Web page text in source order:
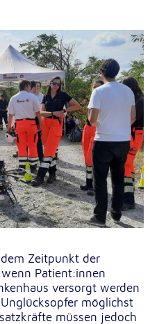
Zeitpunkt der
Patient:innen
versorgt werden
möglichst
müssen jedoch
Google Karten